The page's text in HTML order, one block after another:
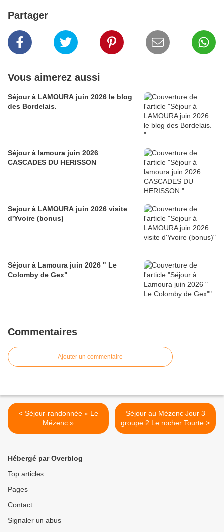
Partager
Vous aimerez aussi
Séjour à LAMOURA juin 2026 le blog
des Bordelais.
Séjour à lamoura juin 2026
CASCADES DU HERISSON
Sejour à LAMOURA juin 2026 visite
d'Yvoire (bonus)
Séjour à Lamoura juin 2026 " Le
Colomby de Gex"
Commentaires
Ajouter un commentaire
< Séjour-randonnée « Le
Mézenc »
Séjour au Mézenc Jour 3
groupe 2 Le rocher Tourte >
Hébergé par Overblog
Top articles
Pages
Contact
Signaler un abus